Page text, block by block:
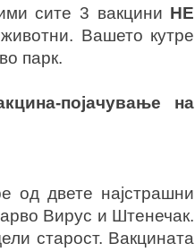
сите 3 вакцини НЕ
Вашето кутре
парк.
појачување на
од двете најстрашни
Вирус и Штенечак.
старост. Вакцината